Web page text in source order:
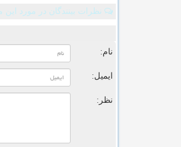
نظرات بینندگان در مورد
نام:
ایمیل:
نظر: